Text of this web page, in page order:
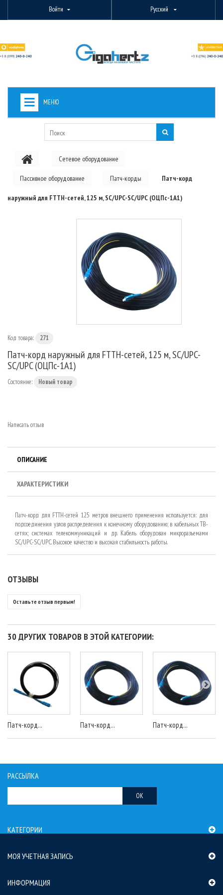
Войти Русский
МЕНЮ
PON ОБОРУДОВАНИЕ
Сетевое оборудование
Пассивное оборудование Патч-корды Патч-корд
наружный для FTTH-сетей, 125 м, SC/UPC-SC/UPC (ОЦПс-1А1)
Код товара: 271
Патч-корд наружный для FTTH-сетей, 125 м, SC/UPC-
SC/UPC (ОЦПс-1А1)
Состояние: Новый товар
Написать отзыв
ОПИСАНИЕ
ХАРАКТЕРИСТИКИ
Патч-корд для FTTH-сетей 125 метров внешнего применения используется: для
подсоединения узлов распределения к конечному оборудованию; в кабельных ТВ-
сетях; системах телекоммуникаций и др. Кабель оборудован микроразъемами
SC/UPC-SC/UPC. Высокое качество и высокая стабильность работы.
ОТЗЫВЫ
Оставьте отзыв первым!
30 ДРУГИХ ТОВАРОВ В ЭТОЙ КАТЕГОРИИ:
Патч-корд... Патч-корд... Патч-корд...
РАССЫЛКА
OK
КАТЕГОРИИ
МОЯ УЧЕТНАЯ ЗАПИСЬ
ИНФОРМАЦИЯ